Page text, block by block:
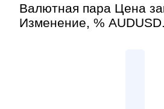
Валютная пара Цена
Изменение, %
Контакт»